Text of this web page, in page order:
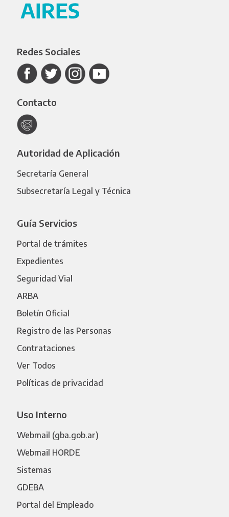
Redes Sociales
Contacto
Autoridad de Aplicación
Secretaría General
Subsecretaría Legal y Técnica
Guía Servicios
Portal de trámites
Expedientes
Seguridad Vial
ARBA
Boletín Oficial
Registro de las Personas
Contrataciones
Ver Todos
Políticas de privacidad
Uso Interno
Webmail (gba.gob.ar)
Webmail HORDE
Sistemas
GDEBA
Portal del Empleado